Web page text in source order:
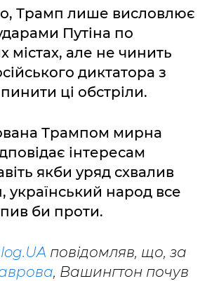
Трамп лише висловлює
Путіна по
містах, але не чинить
диктатора з
ці обстріли.
Трампом мирна
інтересам
якби уряд схвалив
український народ все
би проти.
повідомляв, що, за
, Вашингтон почув